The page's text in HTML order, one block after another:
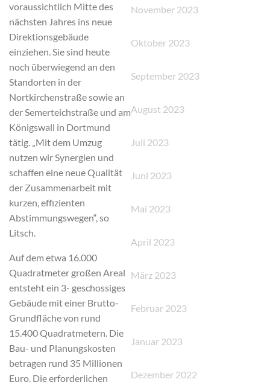
voraussichtlich Mitte des
nächsten Jahres ins neue
Direktionsgebäude
einziehen. Sie sind heute
noch überwiegend an den
Standorten in der
Nortkirchenstraße sowie an
der Semerteichstraße und am
Königswall in Dortmund
tätig. „Mit dem Umzug
nutzen wir Synergien und
schaffen eine neue Qualität
der Zusammenarbeit mit
kurzen, effizienten
Abstimmungswegen“, so
Litsch.
Auf dem etwa 16.000
Quadratmeter großen Areal
entsteht ein 3- geschossiges
Gebäude mit einer Brutto-
Grundfläche von rund
15.400 Quadratmetern. Die
Bau- und Planungskosten
betragen rund 35 Millionen
Euro. Die erforderlichen
November 2023
Oktober 2023
September 2023
August 2023
Juli 2023
Juni 2023
Mai 2023
April 2023
März 2023
Februar 2023
Januar 2023
Dezember 2022